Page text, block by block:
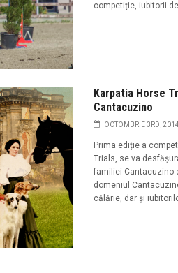
competiție, iubitorii
Karpatia Horse
Cantacuzino
OCTOMBRIE 3RD, 2014
Prima ediție a
Trials, se va
familiei Cantacuzino
domeniul
călărie, dar și